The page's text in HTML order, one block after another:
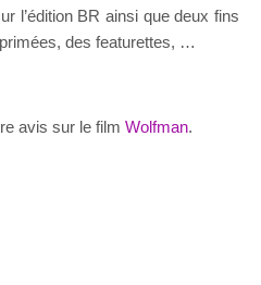
l’édition BR ainsi que deux fins
des featurettes, …
avis sur le film Wolfman.